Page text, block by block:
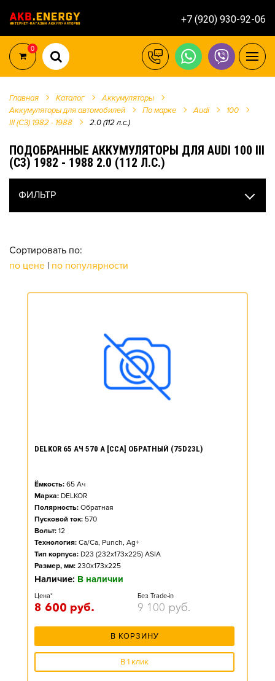
+7 (920) 930-92-06
0
Главная Каталог
Аккумуляторы
Аккумуляторы для автомобилей
По марке Audi
100
III (C3) 1982 - 1988
2.0 (112 л.с.)
ПОДОБРАННЫЕ АККУМУЛЯТОРЫ ДЛЯ AUDI 100 III
(C3) 1982 - 1988 2.0 (112 Л.С.)
ФИЛЬТР
Сортировать по:
по цене | по популярности
DELKOR 65 АЧ 570 А [CCA] ОБРАТНЫЙ (75D23L)
Ёмкость: 65 Ач
Марка: DELKOR
Полярность: Обратная
Пусковой ток: 570
Вольт: 12
Технология: Ca/Ca, Punch, Ag+
Тип корпуса: D23 (232x173x225) ASIA
Размер, мм: 230x173x225
Наличие: В наличии
Цена*
8 600 руб.
Без Trade-in
9 100 руб.
В КОРЗИНУ
В 1 клик